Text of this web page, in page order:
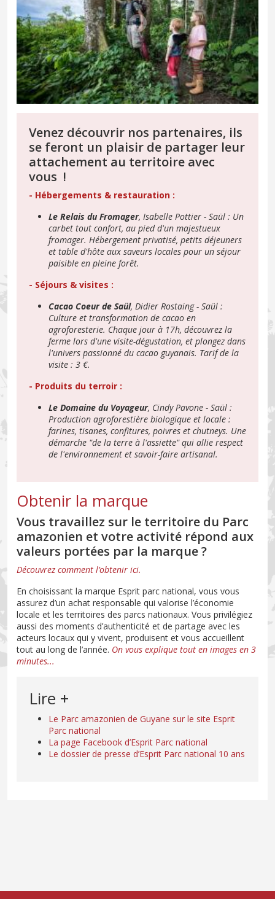
Venez découvrir nos partenaires, ils
se feront un plaisir de partager leur
attachement au territoire avec
vous !
- Hébergements & restauration :
Le Relais du Fromager, Isabelle Pottier - Saül : Un
carbet tout confort, au pied d'un majestueux
fromager. Hébergement privatisé, petits déjeuners
et table d'hôte aux saveurs locales pour un séjour
paisible en pleine forêt.
- Séjours & visites :
Cacao Coeur de Saül, Didier Rostaing - Saül :
Culture et transformation de cacao en
agroforesterie. Chaque jour à 17h, découvrez la
ferme lors d'une visite-dégustation, et plongez dans
l'univers passionné du cacao guyanais. Tarif de la
visite : 3 €.
- Produits du terroir :
Le Domaine du Voyageur, Cindy Pavone - Saül :
Production agroforestière biologique et locale :
farines, tisanes, confitures, poivres et chutneys. Une
démarche "de la terre à l'assiette" qui allie respect
de l'environnement et savoir-faire artisanal.
Obtenir la marque
Vous travaillez sur le territoire du Parc
amazonien et votre activité répond aux
valeurs portées par la marque ?
Découvrez comment l’obtenir ici.
En choisissant la marque Esprit parc national, vous vous
assurez d’un achat responsable qui valorise l’économie
locale et les territoires des parcs nationaux. Vous privilégiez
aussi des moments d’authenticité et de partage avec les
acteurs locaux qui y vivent, produisent et vous accueillent
tout au long de l’année. On vous explique tout en images en 3
minutes...
Lire +
Le Parc amazonien de Guyane sur le site Esprit
Parc national
La page Facebook d’Esprit Parc national
Le dossier de presse d’Esprit Parc national 10 ans